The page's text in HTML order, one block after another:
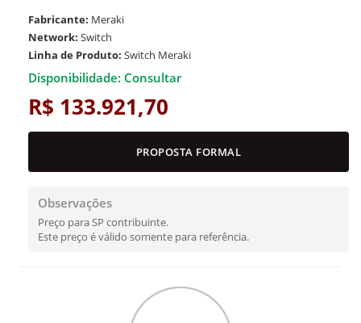
Fabricante: Meraki
Network: Switch
Linha de Produto: Switch Meraki
Disponibilidade: Consultar
R$ 133.921,70
PROPOSTA FORMAL
Observações
Preço para SP contribuinte.
Este preço é válido somente para referência.